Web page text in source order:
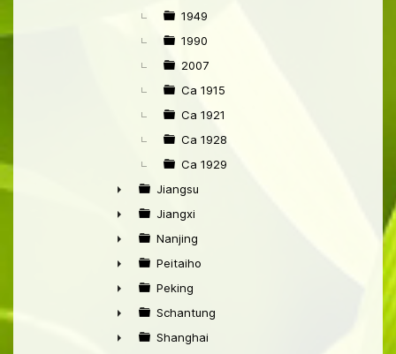
►
1949
1990
2007
Ca 1915
Ca 1921
Ca 1928
Ca 1929
►
Jiangsu
►
Jiangxi
►
Nanjing
►
Peitaiho
►
Peking
►
Schantung
Shanghai